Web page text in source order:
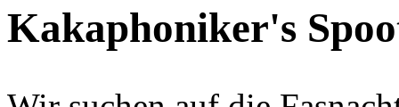
Kakaphoniker's